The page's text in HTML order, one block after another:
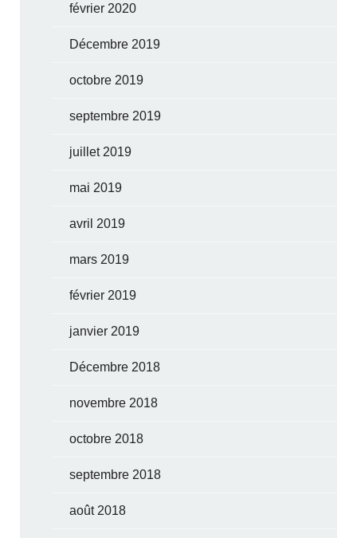
février 2020
Décembre 2019
octobre 2019
septembre 2019
juillet 2019
mai 2019
avril 2019
mars 2019
février 2019
janvier 2019
Décembre 2018
novembre 2018
octobre 2018
septembre 2018
août 2018